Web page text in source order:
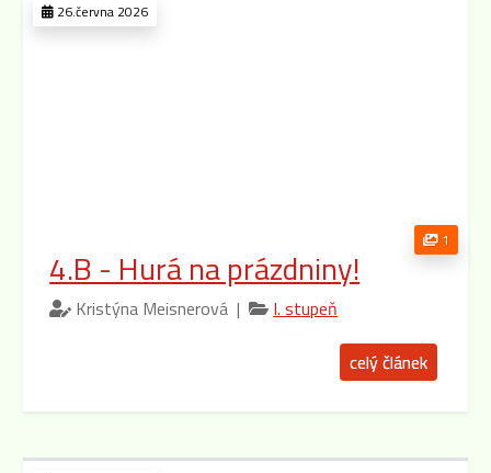
26.června 2026
1
4.B - Hurá na prázdniny!
Kristýna Meisnerová | I. stupeň
celý článek